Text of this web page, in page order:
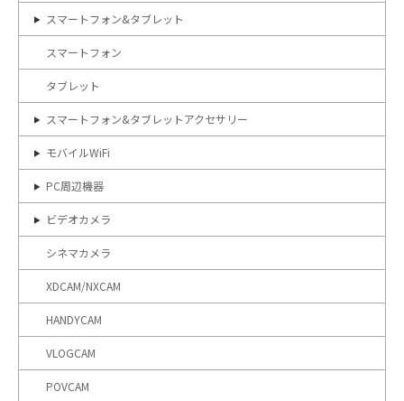
スマートフォン&タブレット
スマートフォン
タブレット
スマートフォン&タブレットアクセサリー
モバイルWiFi
PC周辺機器
ビデオカメラ
シネマカメラ
XDCAM/NXCAM
HANDYCAM
VLOGCAM
POVCAM